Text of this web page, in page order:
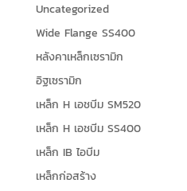
Uncategorized
Wide Flange SS400
หลังคาเหล็กเซรามิก
อิฐเซรามิก
เหล็ก H เอชบีม SM520
เหล็ก H เอชบีม SS400
เหล็ก IB ไอบีม
เหล็กก่อสร้าง